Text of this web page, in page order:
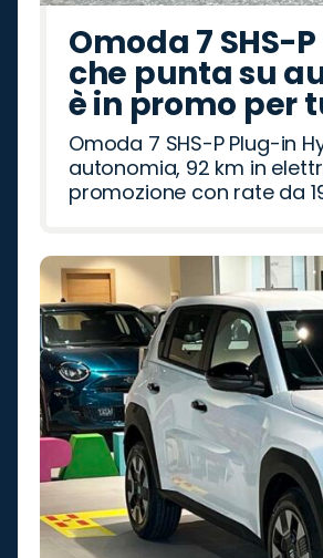
Omoda 7 SHS-
che punta su
è in promo per
Omoda 7 SHS-P Plug-in
autonomia, 92 km in
promozione con rate da